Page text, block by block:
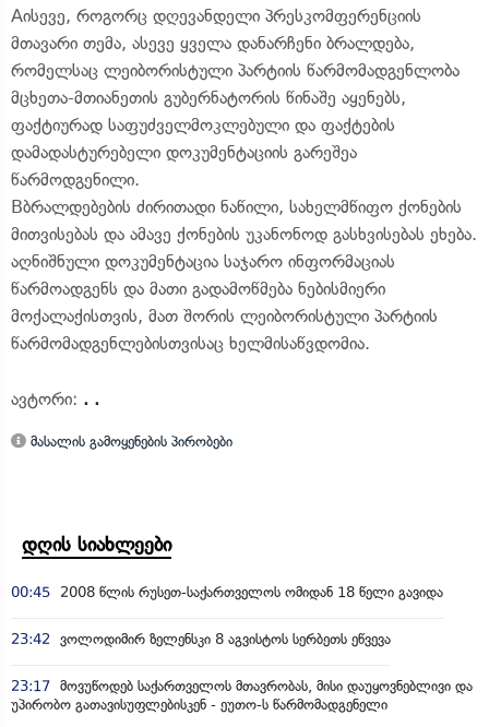
Aისევე, როგორც დღევანდელი პრესკომფერენციის
მთავარი თემა, ასევე ყველა დანარჩენი ბრალდება,
რომელსაც ლეიბორისტული პარტიის წარმომადგენლობა
მცხეთა-მთიანეთის გუბერნატორის წინაშე აყენებს,
ფაქტიურად საფუძველმოკლებული და ფაქტების
დამადასტურებელი დოკუმენტაციის გარეშეა
წარმოდგენილი.
Bბრალდებების ძირითადი ნაწილი, სახელმწიფო ქონების
მითვისებას და ამავე ქონების უკანონოდ გასხვისებას ეხება.
აღნიშნული დოკუმენტაცია საჯარო ინფორმაციას
წარმოადგენს და მათი გადამოწმება ნებისმიერი
მოქალაქისთვის, მათ შორის ლეიბორისტული პარტიის
წარმომადგენლებისთვისაც ხელმისაწვდომია.
ავტორი: . .
მასალის გამოყენების პირობები
დღის სიახლეები
00:45 2008 წლის რუსეთ-საქართველოს ომიდან 18 წელი გავიდა
23:42 ვოლოდიმირ ზელენსკი 8 აგვისტოს სერბეთს ეწვევა
23:17 მოვუწოდებ საქართველოს მთავრობას, მისი დაუყოვნებლივი და
უპირობო გათავისუფლებისკენ - ეუთო-ს წარმომადგენელი